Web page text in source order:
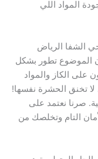
المواد اللي
الشفا الرياض
الموضوع تطور بشكل
على الكاز والمواد
لا تخنق الحشرة نفسها!
صرنا نعتمد على
التام وتخلصك من